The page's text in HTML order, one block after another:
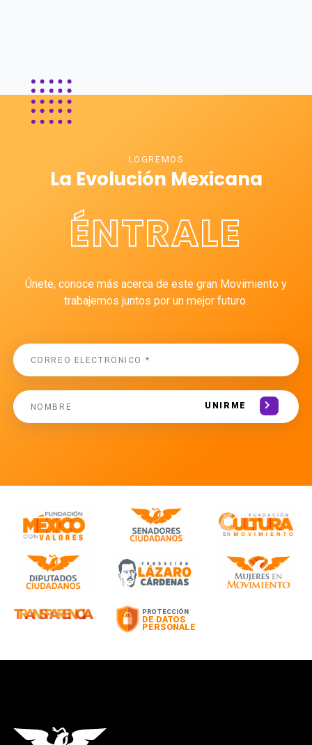
LOGREMOS
La Evolución Mexicana
ÉNTRALE
Únete, conoce más acerca de este gran Movimiento y
trabajemos juntos por un mejor futuro.
UNIRME